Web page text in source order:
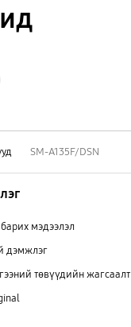
SM-A135F/DSN
мэдээлэл
дэмжлэг
төвүүдийн жагсаалт